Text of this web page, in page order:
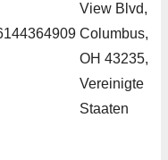
View Blvd,
Columbus,
OH 43235,
Vereinigte
Staaten